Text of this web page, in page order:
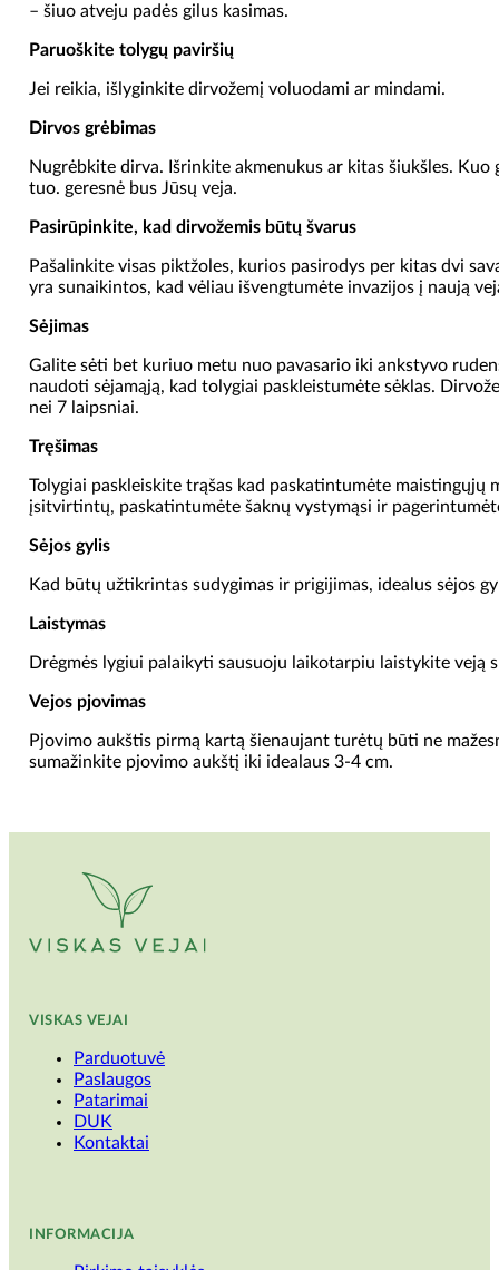
– šiuo atveju padės gilus kasimas.
Paruoškite tolygų paviršių
Jei reikia, išlyginkite dirvožemį voluodami ar mindami.
Dirvos grėbimas
Nugrėbkite dirva. Išrinkite akmenukus ar kitas šiukšles.
tuo. geresnė bus Jūsų veja.
Pasirūpinkite, kad dirvožemis būtų švarus
Pašalinkite visas piktžoles, kurios pasirodys per kitas dvi
yra sunaikintos, kad vėliau išvengtumėte invazijos į naują
Sėjimas
Galite sėti bet kuriuo metu nuo pavasario iki ankstyvo
naudoti sėjamąją, kad tolygiai paskleistumėte sėklas.
nei 7 laipsniai.
Tręšimas
Tolygiai paskleiskite trąšas kad paskatintumėte maistingųjų
įsitvirtintų, paskatintumėte šaknų vystymąsi ir
Sėjos gylis
Kad būtų užtikrintas sudygimas ir prigijimas, idealus sėjos
Laistymas
Drėgmės lygiui palaikyti sausuoju laikotarpiu laistykite veją
Vejos pjovimas
Pjovimo aukštis pirmą kartą šienaujant turėtų būti ne
sumažinkite pjovimo aukštį iki idealaus 3-4 cm.
VISKAS VEJAI
Parduotuvė
Paslaugos
Patarimai
DUK
Kontaktai
INFORMACIJA